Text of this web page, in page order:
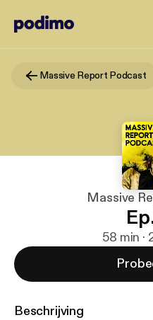
Massive Report Podcast
Massive
58 min ·
Beschrijving